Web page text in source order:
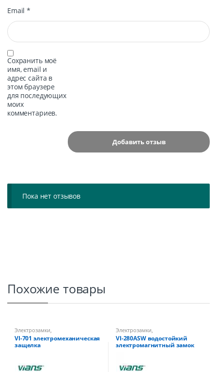
Email*
Сохранить моё
имя, email и
адрес сайта в
этом браузере
для последующих
моих
комментариев.
Пока нет отзывов
Похожие товары
Электрозамки
Электромеханические замки,
защелки
VI-701 электромеханическая
защелка
Электрозамки
Электромагнитные замки
VI-280ASW водостойкий
электромагнитный замок